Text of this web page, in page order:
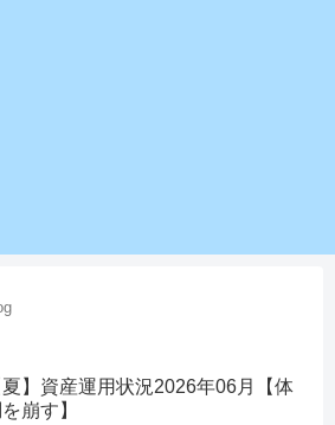
夏】資産運用状況2026年06月【体
崩す】